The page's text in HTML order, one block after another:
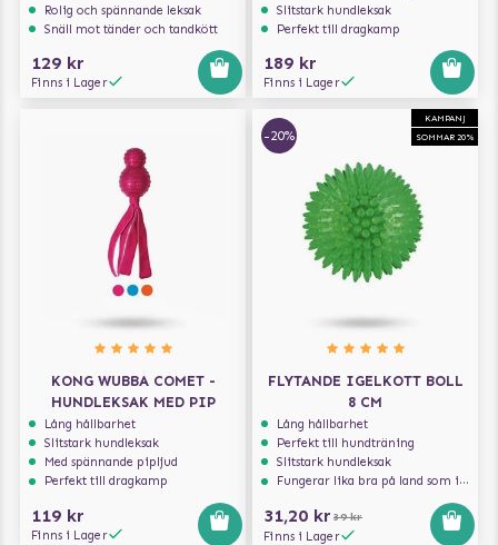
Rolig och spännande leksak
Snäll mot tänder och tandkött
129 kr
Finns i Lager
Slitstark hundleksak
Perfekt till dragkamp
189 kr
Finns i Lager
KONG WUBBA COMET -
HUNDLEKSAK MED PIP
Lång hållbarhet
Slitstark hundleksak
Med spännande pipljud
Perfekt till dragkamp
119 kr
Finns i Lager
KAMPANJ
SOMMAR 20%
-20%
FLYTANDE IGELKOTT BOLL
8 CM
Lång hållbarhet
Perfekt till hundträning
Slitstark hundleksak
Fungerar lika bra på land som i vatten
31,20 kr 39 kr
Finns i Lager